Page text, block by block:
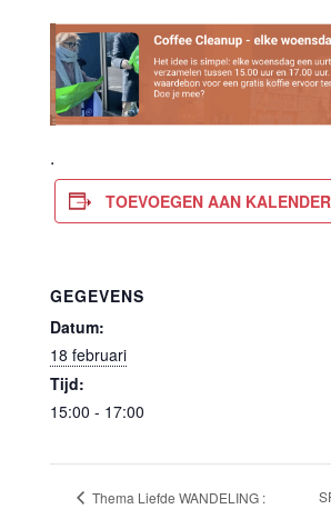
.
TOEVOEGEN AAN KALENDER
GEGEVENS
Datum:
18 februari
Tijd:
15:00 - 17:00
Thema Liefde WANDELING :